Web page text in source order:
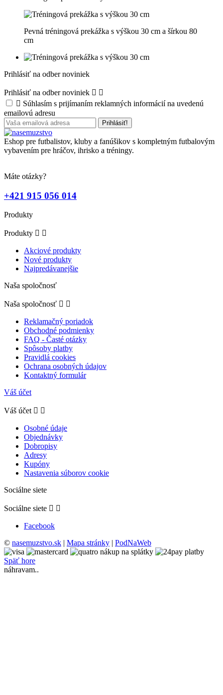
Pevná tréningová prekážka s výškou 30 cm a šírkou 80
cm
Prihlásiť na odber noviniek
Prihlásiť na odber noviniek  
 Súhlasím s prijímaním reklamných informácií na uvedenú
emailovú adresu
Eshop pre futbalistov, kluby a fanúšikov s kompletným futbalovým
vybavením pre hráčov, ihrisko a tréningy.
Máte otázky?
+421 915 056 014
Produkty
Produkty  
Akciové produkty
Nové produkty
Najpredávanejšie
Naša spoločnosť
Naša spoločnosť  
Reklamačný poriadok
Obchodné podmienky
FAQ - Časté otázky
Spôsoby platby
Pravidlá cookies
Ochrana osobných údajov
Kontaktný formulár
Váš účet
Váš účet  
Osobné údaje
Objednávky
Dobropisy
Adresy
Kupóny
Nastavenia súborov cookie
Sociálne siete
Sociálne siete  
Facebook
© nasemuzstvo.sk | Mapa stránky | PodNaWeb
Späť hore
náhravam..